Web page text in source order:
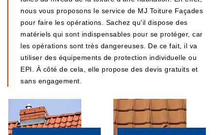
nous vous proposons le service de MJ Toiture Façades
pour faire les opérations. Sachez qu'il dispose des
matériels qui sont indispensables pour se protéger, car
les opérations sont très dangereuses. De ce fait, il va
utiliser des équipements de protection individuelle ou
EPI. À côté de cela, elle propose des devis gratuits et
sans engagement.